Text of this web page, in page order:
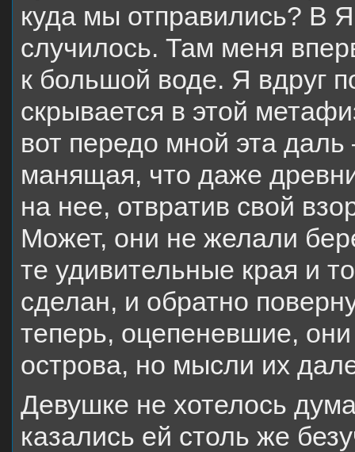
куда мы отправились? В
случилось. Там меня
к большой воде. Я вдруг
скрывается в этой
вот передо мной эта даль
манящая, что даже
на нее, отвратив свой
Может, они не желали
те удивительные края и
сделан, и обратно
теперь, оцепеневшие,
острова, но мысли их
Девушке не хотелось
казались ей столь же